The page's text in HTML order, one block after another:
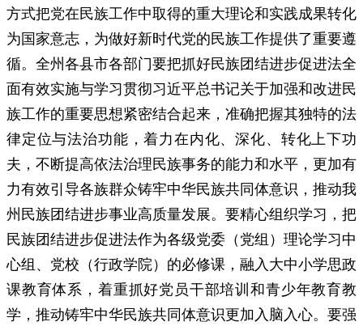
方式把党在民族工作中取得的重大理论和实践成果转化
为国家意志，为做好新时代党的民族工作提供了重要遵
循。全州各县市各部门要把抓好民族团结进步促进法全
面有效实施与学习贯彻习近平总书记关于加强和改进民
族工作的重要思想紧密结合起来，准确把握其独特的法
律定位与法治功能，着力在内化、深化、转化上下功
夫，不断提高依法治理民族事务的能力和水平，更加有
力有效引导各族群众铸牢中华民族共同体意识，推动我
州民族团结进步事业高质量发展。要精心组织学习，把
民族团结进步促进法作为各级党委（党组）理论学习中
心组、党校（行政学院）的必修课，融入大中小学思政
课教育体系，着重抓好党员干部培训和青少年教育教
学，推动铸牢中华民族共同体意识更加入脑入心。要强